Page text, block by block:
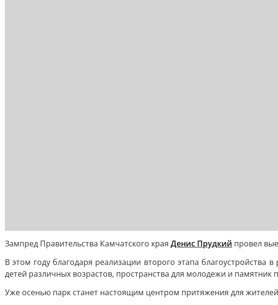
Зампред Правительства Камчатского края Денис Прудкий провел
В этом году благодаря реализации второго этапа
детей различных возрастов, пространства для молодежи и памятник
Уже осенью парк станет настоящим центром притяжения для жителей